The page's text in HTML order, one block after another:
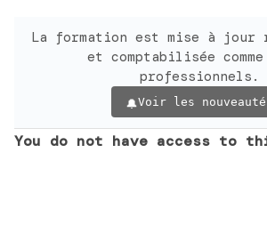
La formation est mise à jour
et comptabilisée
professionnels.
Voir les
You do not have access to